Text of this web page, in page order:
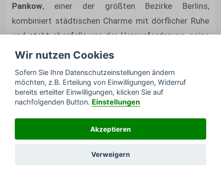
Pankow, einer der größten Bezirke Berlins,
kombiniert städtischen Charme mit dörflicher Ruhe
und steht ebenfalls vor der Herausforderung, seine
architektonischen Juwelen und Grünflächen vor
In urbaneren Gebieten wie Prenzlauer Berg
Weißensee
und dem namensgebenden Pankow sind
Taubenabwehrmaßnahmen notwendig, um die
historischen Fassaden und belebten Plätze zu
schützen. Dörfer wieBlankenburg
Wir nutzen Cookies
Sofern Sie Ihre Datenschutzeinstellungen ändern
möchten, z.B. Erteilung von Einwilligungen, Widerruf
bereits erteilter Einwilligungen, klicken Sie auf
nachfolgenden Button. Einstellungen
Akzeptieren
Verweigern